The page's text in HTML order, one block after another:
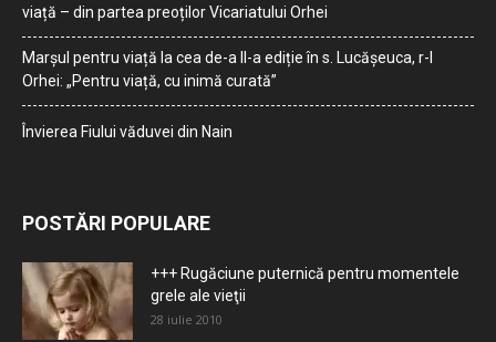
viață – din partea preoților Vicariatului Orhei
Marșul pentru viață la cea de-a II-a ediție în s. Lucășeuca, r-l
Orhei: „Pentru viață, cu inimă curată”
Învierea Fiului văduvei din Nain
POSTĂRI POPULARE
+++ Rugăciune puternică pentru momentele
grele ale vieţii
28 iulie 2010